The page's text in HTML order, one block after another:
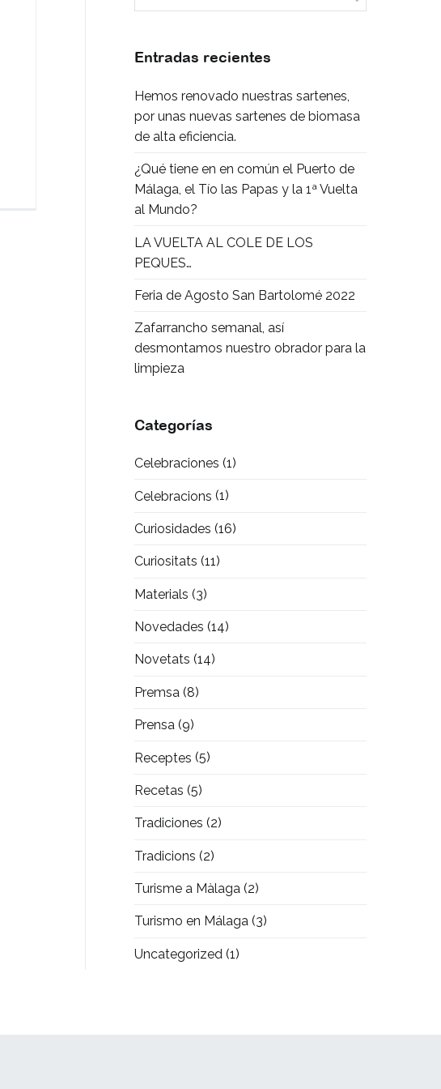
Entradas recientes
Hemos renovado nuestras sartenes,
por unas nuevas sartenes de biomasa
de alta eficiencia.
¿Qué tiene en en común el Puerto de
Málaga, el Tío las Papas y la 1ª Vuelta
al Mundo?
LA VUELTA AL COLE DE LOS
PEQUES…
Feria de Agosto San Bartolomé 2022
Zafarrancho semanal, así
desmontamos nuestro obrador para la
limpieza
Categorías
Celebraciones (1)
Celebracions (1)
Curiosidades (16)
Curiositats (11)
Materials (3)
Novedades (14)
Novetats (14)
Premsa (8)
Prensa (9)
Receptes (5)
Recetas (5)
Tradiciones (2)
Tradicions (2)
Turisme a Màlaga (2)
Turismo en Málaga (3)
Uncategorized (1)